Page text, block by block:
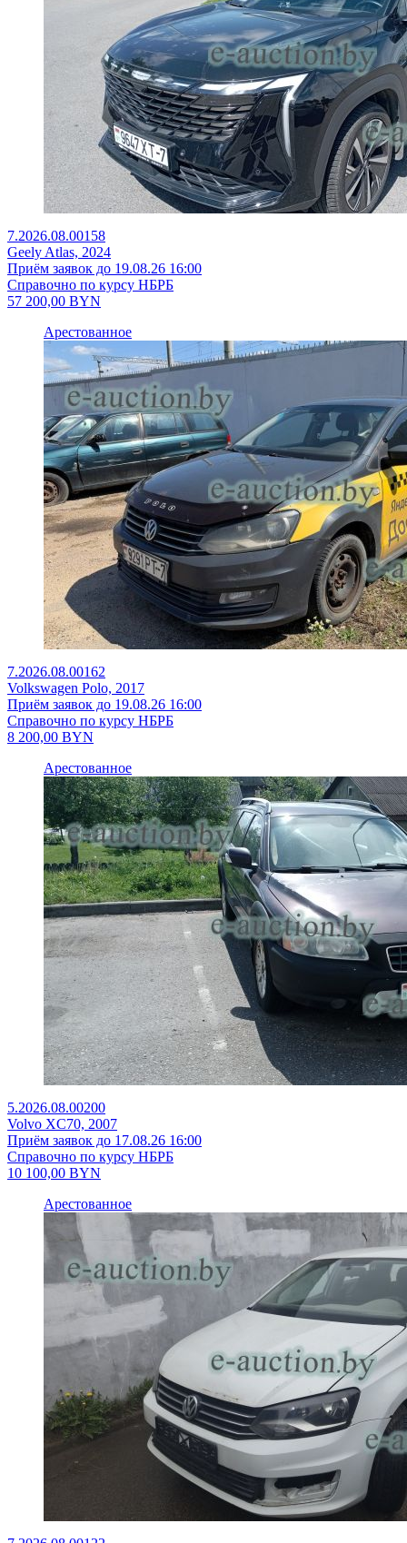
7.2026.08.00158
Geely Atlas, 2024
Приём заявок до 19.08.26 16:00
Справочно по курсу НБРБ
57 200,00 BYN
Арестованное
7.2026.08.00162
Volkswagen Polo, 2017
Приём заявок до 19.08.26 16:00
Справочно по курсу НБРБ
8 200,00 BYN
Арестованное
5.2026.08.00200
Volvo XC70, 2007
Приём заявок до 17.08.26 16:00
Справочно по курсу НБРБ
10 100,00 BYN
Арестованное